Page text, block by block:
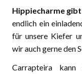
Hippiecharme
endlich ein
für unsere Kiefer
wir auch gerne den
Carrapteira